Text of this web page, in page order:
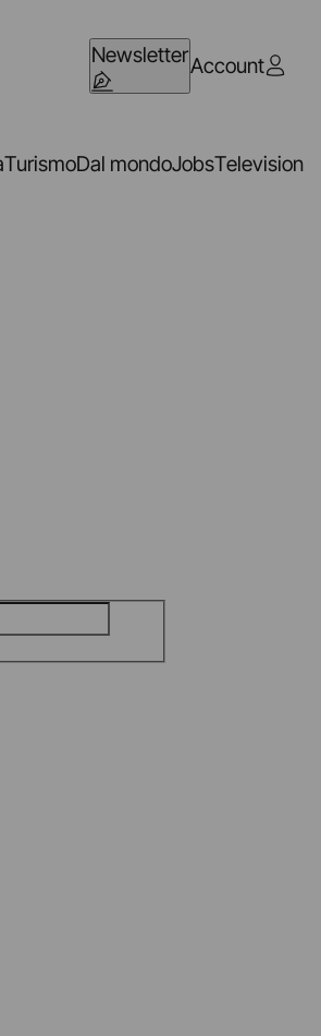
NewsletterAccount
TurismoDal mondoJobsTelevision